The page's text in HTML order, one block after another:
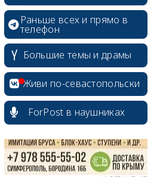
Раньше всех и прямо в
телефон
Большие темы и драмы
Живи по-севастопольски
ForPost в наушниках
erid: 2SDnjcrDNw6
erid: 2SDnjdPjgYS